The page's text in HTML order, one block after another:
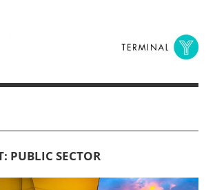
PUBLIC SECTOR